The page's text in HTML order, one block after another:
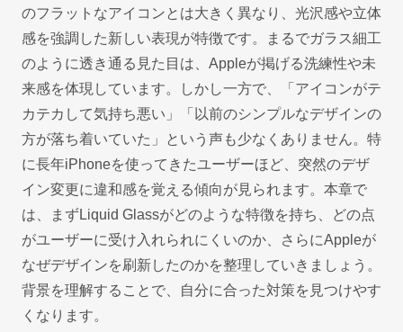
のフラットなアイコンとは大きく異なり、光沢感や立体
感を強調した新しい表現が特徴です。まるでガラス細工
のように透き通る見た目は、Appleが掲げる洗練性や未
来感を体現しています。しかし一方で、「アイコンがテ
カテカして気持ち悪い」「以前のシンプルなデザインの
方が落ち着いていた」という声も少なくありません。特
に長年iPhoneを使ってきたユーザーほど、突然のデザ
イン変更に違和感を覚える傾向が見られます。本章で
は、まずLiquid Glassがどのような特徴を持ち、どの点
がユーザーに受け入れられにくいのか、さらにAppleが
なぜデザインを刷新したのかを整理していきましょう。
背景を理解することで、自分に合った対策を見つけやす
くなります。